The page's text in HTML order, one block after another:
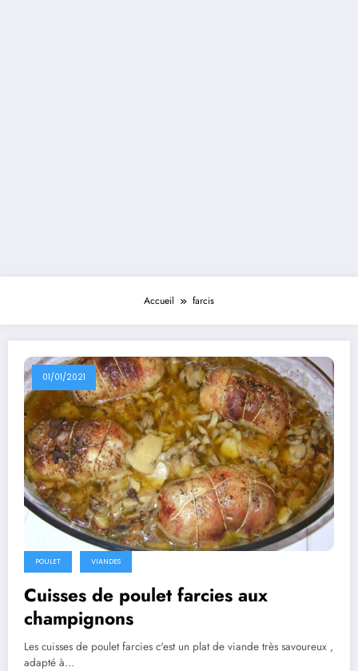
Accueil farcis
01/01/2021
POULET VIANDES
Cuisses de poulet farcies aux
champignons
Les cuisses de poulet farcies c'est un plat de viande très savoureux ,
adapté à…